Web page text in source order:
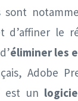
sont
d’affiner le
éliminer les
Adobe
est un